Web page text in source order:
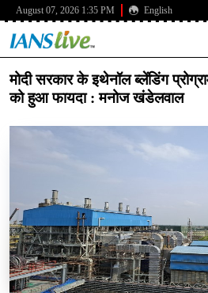
August 07, 2026 1:35 PM English
मोदी सरकार के इथेनॉल ब्लेंडिंग
को हुआ फायदा : मनोज खंडेलवाल